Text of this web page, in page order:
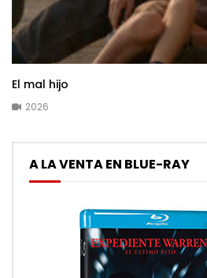
El mal hijo
2026
A LA VENTA EN BLUE-RAY